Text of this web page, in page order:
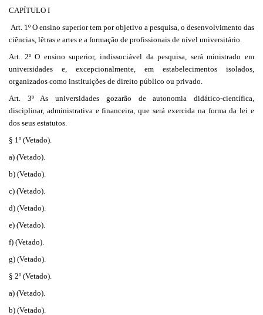
CAPÍTULO I
Art. 1º O ensino superior tem por objetivo a pesquisa, o desenvolvimento das
ciências, lêtras e artes e a formação de profissionais de nível universitário.
Art. 2º O ensino superior, indissociável da pesquisa, será ministrado em
universidades e, excepcionalmente, em estabelecimentos isolados,
organizados como instituições de direito público ou privado.
Art. 3º As universidades gozarão de autonomia didático-científica,
disciplinar, administrativa e financeira, que será exercida na forma da lei e
dos seus estatutos.
§ 1º (Vetado).
a) (Vetado).
b) (Vetado).
c) (Vetado).
d) (Vetado).
e) (Vetado).
f) (Vetado).
g) (Vetado).
§ 2º (Vetado).
a) (Vetado).
b) (Vetado).